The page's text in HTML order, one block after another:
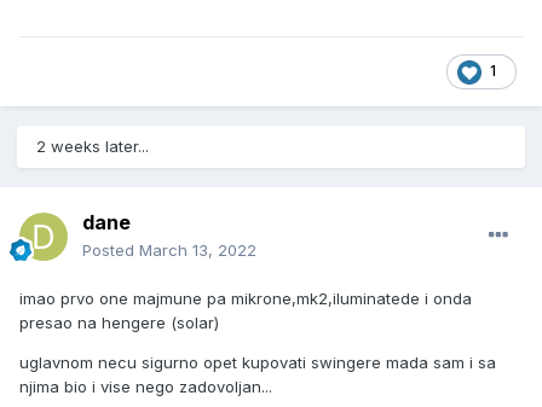
1
2 weeks later...
dane
Posted March 13, 2022
imao prvo one majmune pa mikrone,mk2,iluminatede i onda
presao na hengere (solar)
uglavnom necu sigurno opet kupovati swingere mada sam i sa
njima bio i vise nego zadovoljan...